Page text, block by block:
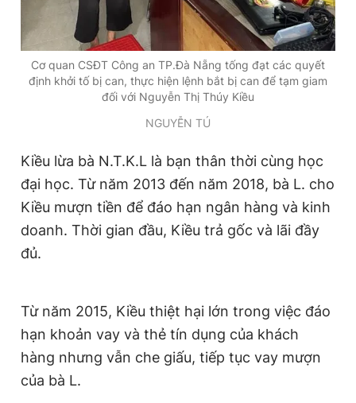
Cơ quan CSĐT Công an TP.Đà Nẵng tống đạt các quyết
định khởi tố bị can, thực hiện lệnh bắt bị can để tạm giam
đối với Nguyễn Thị Thúy Kiều
NGUYỄN TÚ
Kiều lừa bà N.T.K.L là bạn thân thời cùng học
đại học. Từ năm 2013 đến năm 2018, bà L. cho
Kiều mượn tiền để đáo hạn ngân hàng và kinh
doanh. Thời gian đầu, Kiều trả gốc và lãi đầy
đủ.
Từ năm 2015, Kiều thiệt hại lớn trong việc đáo
hạn khoản vay và thẻ tín dụng của khách
hàng nhưng vẫn che giấu, tiếp tục vay mượn
của bà L.